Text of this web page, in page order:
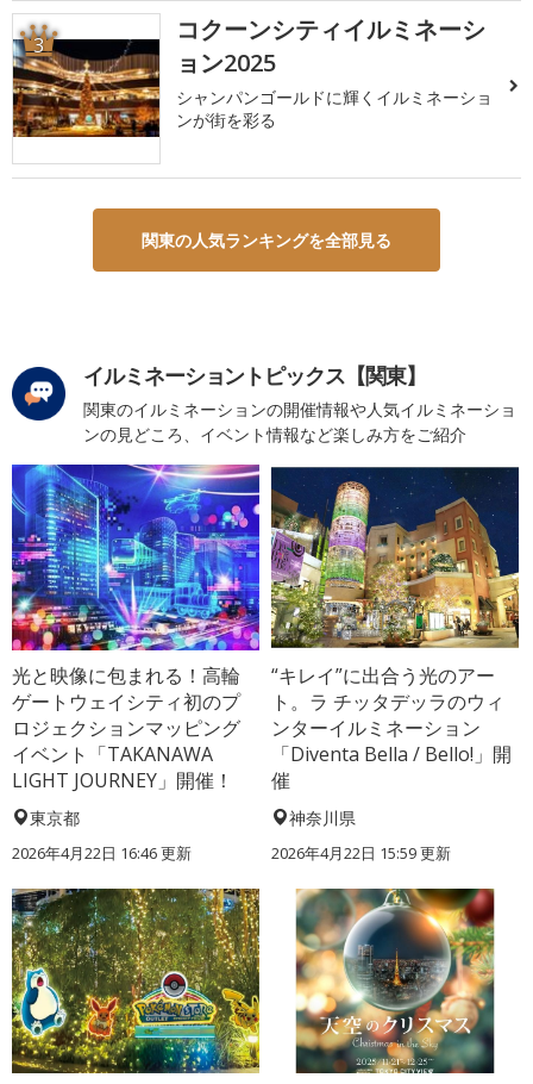
3
コクーンシティイルミネーシ
ョン2025
シャンパンゴールドに輝くイルミネーショ
ンが街を彩る
関東の人気ランキングを全部見る
イルミネーショントピックス【関東】
関東のイルミネーションの開催情報や人気イルミネーショ
ンの見どころ、イベント情報など楽しみ方をご紹介
光と映像に包まれる！高輪
ゲートウェイシティ初のプ
ロジェクションマッピング
イベント「TAKANAWA
LIGHT JOURNEY」開催！
東京都
2026年4月22日 16:46 更新
“キレイ”に出合う光のアー
ト。ラ チッタデッラのウィ
ンターイルミネーション
「Diventa Bella / Bello!」開
催
神奈川県
2026年4月22日 15:59 更新